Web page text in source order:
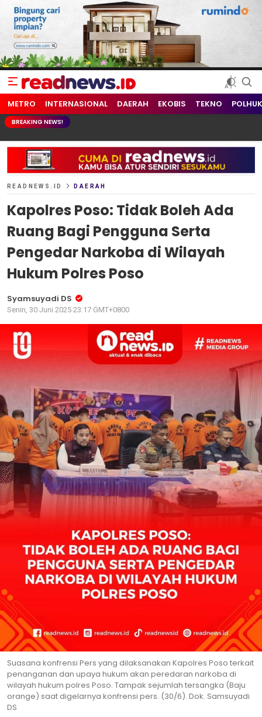
readnews.id
Berita Terkini, Update Terbaru Hari ini dari Indonesia dan Dunia
METRO INTERNASIONAL DAERAH EKOBIS TEKNO
BREAKING NEWS!
READNEWS.ID DAERAH
Kapolres Poso: Tidak Boleh Ada
Ruang Bagi Pengguna Serta
Pengedar Narkoba di Wilayah
Hukum Polres Poso
Syamsuyadi DS
Senin, 30 Juni 2025 23:17 GMT+0800
Suasana konfrensi Pers yang dilaksanakan Kapolres Poso terkait
penanganan dan upaya hukum akan peredaran narkoba di
wilayah hukum polres Poso. Tampak sejumlah tersangka (Baju
orange) saat digelarnya konfrensi pers. (30/6). Dok. Samsuyadi
DS